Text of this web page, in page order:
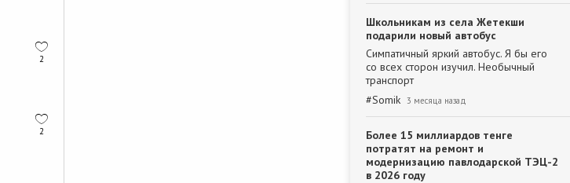
2
2
Школьникам из села Жетекши
подарили новый автобус
Симпатичный яркий автобус. Я бы его
со всех сторон изучил. Необычный
транспорт
#Somik 3 месяца назад
Более 15 миллиардов тенге
потратят на ремонт и
модернизацию павлодарской ТЭЦ-2
в 2026 году